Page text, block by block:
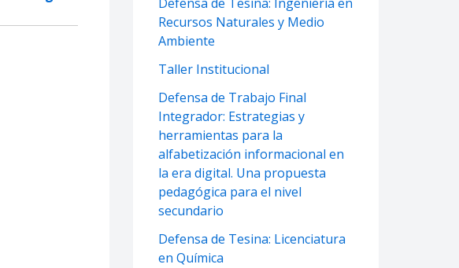
Recursos Naturales y Medio
Ambiente
Taller Institucional
Defensa de Trabajo Final
Integrador: Estrategias y
herramientas para la
alfabetización informacional en
la era digital. Una propuesta
pedagógica para el nivel
secundario
Defensa de Tesina: Licenciatura
en Química